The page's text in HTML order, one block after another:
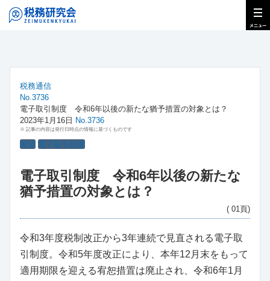
税務通信
No.3736
電子取引制度 令和6年以後の新たな猶予措置の対象とは？
2023年1月16日 No.3736
※ 記事の内容は発行日時点の情報に基づくものです
展望 電子取引制度
電子取引制度 令和6年以後の新たな
猶予措置の対象とは？
( 01頁)
令和3年度税制改正から3年連続で見直される電子取
引制度。令和5年度改正により、本年12月末をもって
適用期限を迎える宥恕措置は廃止され、令和6年1月